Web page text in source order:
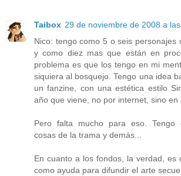
Taibox 29 de noviembre de 2008 a
Nico: tengo como 5 o seis personajes
y como diez mas que están en
problema es que los tengo en mi
siquiera al bosquejo. Tengo una idea
un fanzine, con una estética estilo
año que viene, no por internet, sino en
Pero falta mucho para eso. Tengo
cosas de la trama y demás...
En cuanto a los fondos, la verdad, es
como ayuda para difundir el arte